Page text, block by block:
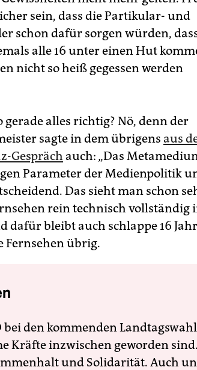
sein, dass die Partikular- und
schon dafür sorgen würden,
alle 16 unter einen Hut
nicht so heiß gegessen werden
alles richtig? Nö, denn der
sagte in dem übrigens aus
Gespräch auch: „Das
Parameter der Medienpolitik
Das sieht man schon
rein technisch vollständig
dafür bleibt auch schlappe 16
Fernsehen übrig.
den kommenden
Kräfte inzwischen geworden sind.
und Solidarität. Auch